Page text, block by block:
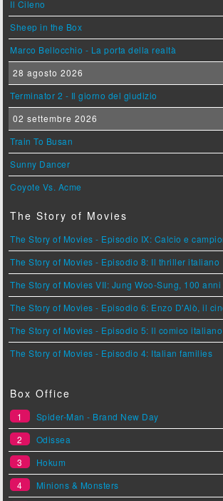
Il Cileno
Sheep in the Box
Marco Bellocchio - La porta della realtà
28 agosto 2026
Terminator 2 - Il giorno del giudizio
02 settembre 2026
Train To Busan
Sunny Dancer
Coyote Vs. Acme
The Story of Movies
The Story of Movies - Episodio IX: Calcio e
The Story of Movies - Episodio 8: Il thriller italiano
The Story of Movies VII: Jung Woo-Sung, 100
The Story of Movies - Episodio 6: Enzo D'Alò, il
The Story of Movies - Episodio 5: Il comico italiano
The Story of Movies - Episodio 4: Italian families
Box Office
1
Spider-Man - Brand New Day
2
Odissea
3
Hokum
4
Minions & Monsters